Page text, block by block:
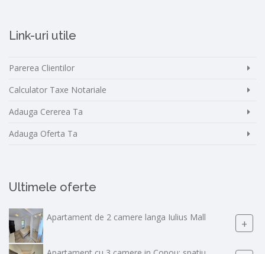
Link-uri utile
Parerea Clientilor
Calculator Taxe Notariale
Adauga Cererea Ta
Adauga Oferta Ta
Ultimele oferte
Apartament de 2 camere langa Iulius Mall +